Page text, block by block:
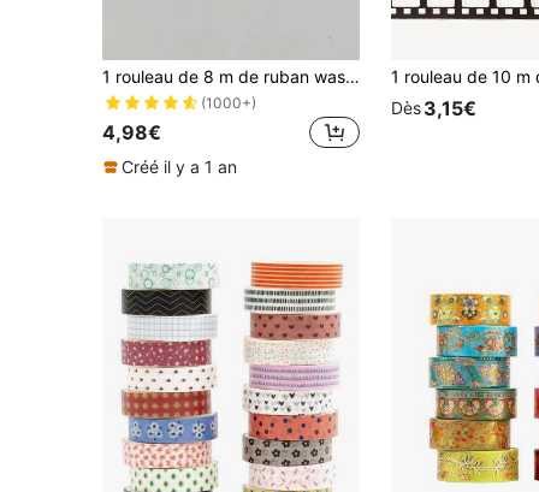
1 rouleau de 8 m de ruban washi japonais, minimaliste et polyvalent
(1000+)
4,98€
Créé il y a 1 an
Dès3,15€